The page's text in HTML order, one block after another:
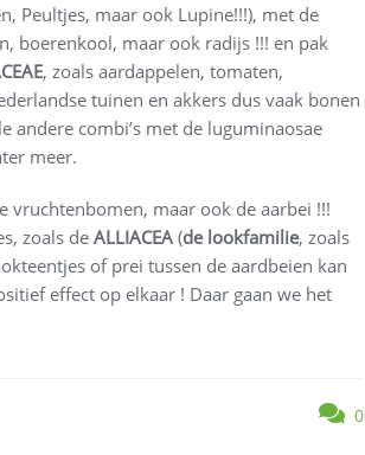
Peultjes, maar ook Lupine!!!), met de
boerenkool, maar ook radijs !!! en pak
, zoals aardappelen, tomaten,
tuinen en akkers dus vaak bonen
andere combi’s met de luguminaosae
meer.
vruchtenbomen, maar ook de aarbei !!!
zoals de ALLIACEA (de lookfamilie, zoals
of prei tussen de aardbeien kan
effect op elkaar ! Daar gaan we het
0